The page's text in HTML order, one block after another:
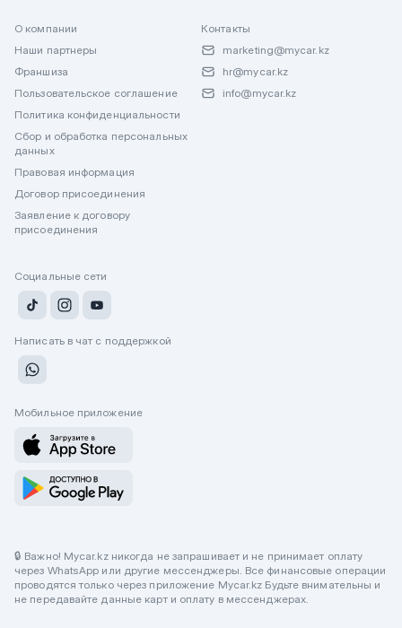
О компании
Наши партнеры
Франшиза
Пользовательское соглашение
Политика конфиденциальности
Сбор и обработка персональных
данных
Правовая информация
Договор присоединения
Заявление к договору
присоединения
Контакты
marketing@mycar.kz
hr@mycar.kz
info@mycar.kz
Социальные сети
Написать в чат с поддержкой
Мобильное приложение
🔒 Важно! Mycar.kz никогда не запрашивает и не принимает оплату
через WhatsApp или другие мессенджеры. Все финансовые операции
проводятся только через приложение Mycar.kz Будьте внимательны и
не передавайте данные карт и оплату в мессенджерах.